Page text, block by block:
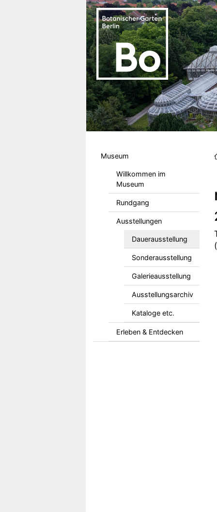
Museum
Willkommen im
Museum
Rundgang
Ausstellungen
Dauerausstellung
Sonderausstellung
Galerieausstellung
Ausstellungsarchiv
Kataloge etc.
Erleben & Entdecken